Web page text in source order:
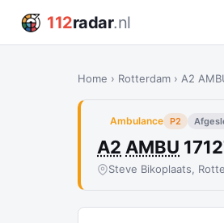
112radar.nl
Home › Rotterdam › A2
Ambulance P2
A2 AMBU
Steve Bikoplaats,